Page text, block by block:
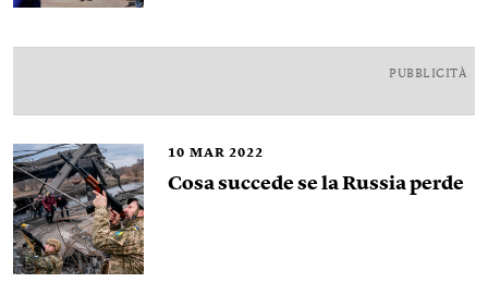
PUBBLICITÀ
10 MAR 2022
Cosa succede se la Russia perde